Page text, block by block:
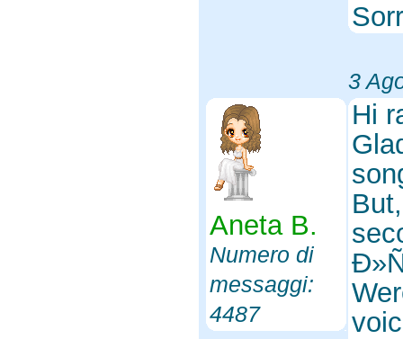
3
Aneta B.
Numero di
messaggi:
4487
Hi